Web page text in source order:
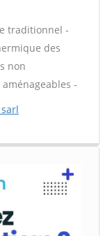
traditionnel -
des
non
-